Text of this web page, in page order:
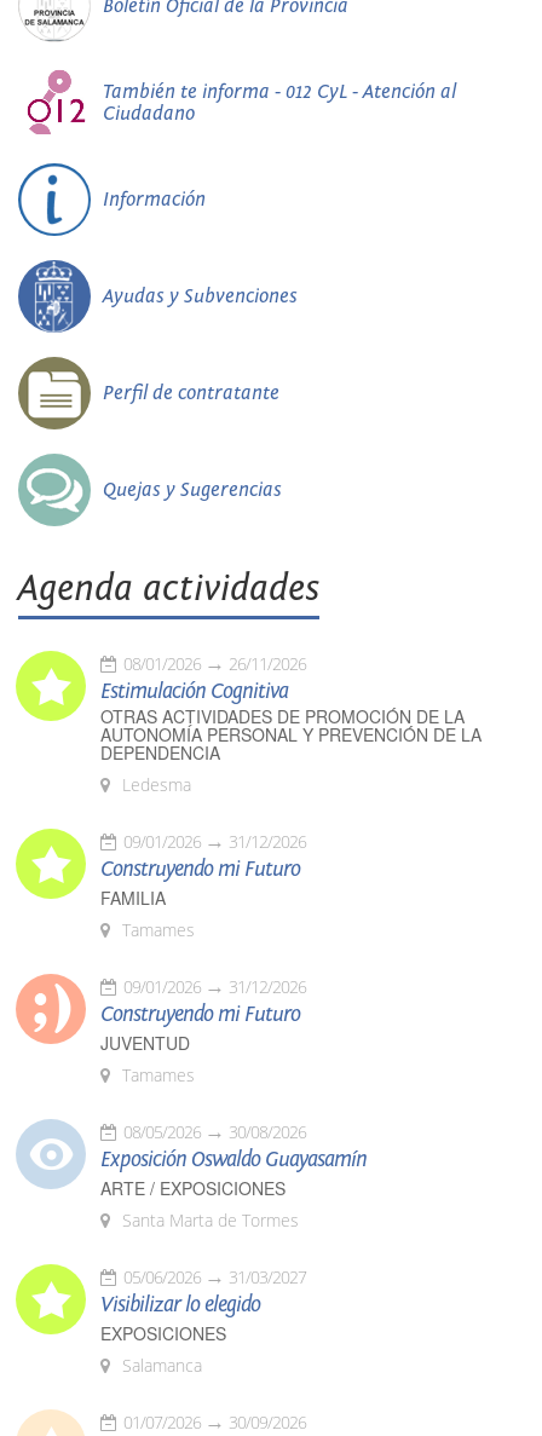
Boletín Oficial de la Provincia
También te informa - 012 CyL - Atención al
Ciudadano
Información
Ayudas y Subvenciones
Perfil de contratante
Quejas y Sugerencias
Agenda actividades
08/01/2026 26/11/2026
Estimulación Cognitiva
OTRAS ACTIVIDADES DE PROMOCIÓN DE LA
AUTONOMÍA PERSONAL Y PREVENCIÓN DE LA
DEPENDENCIA
Ledesma
09/01/2026 31/12/2026
Construyendo mi Futuro
FAMILIA
Tamames
09/01/2026 31/12/2026
Construyendo mi Futuro
JUVENTUD
Tamames
08/05/2026 30/08/2026
Exposición Oswaldo Guayasamín
ARTE / EXPOSICIONES
Santa Marta de Tormes
05/06/2026 31/03/2027
Visibilizar lo elegido
EXPOSICIONES
Salamanca
01/07/2026 30/09/2026